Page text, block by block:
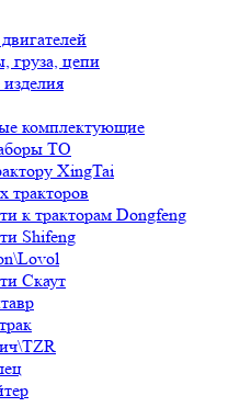
груза, цепи
комплектующие
ТО
XingTai
тракторов
к тракторам Dongfeng
Shifeng
Скаут